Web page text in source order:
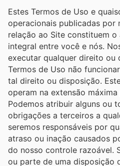
Estes Termos de Uso e
operacionais publicadas por
relação ao Site constituem
integral entre você e nós.
executar qualquer direito ou
Termos de Uso não
tal direito ou disposição.
operam na extensão
Podemos atribuir alguns ou
obrigações a terceiros a
seremos responsáveis ​​por
atraso ou inação causados
do nosso controle razoável.
ou parte de uma disposição